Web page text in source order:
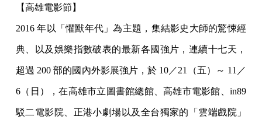
【高雄電影節】
2016 年以「懼獸年代」為主題，集結影史大師的驚悚經
典、以及娛樂指數破表的最新各國強片，連續十七天，
超過 200 部的國內外影展強片，於 10／21（五）～ 11／
6（日），在高雄市立圖書館總館、高雄市電影館、in89
駁二電影院、正港小劇場以及全台獨家的「雲端戲院」